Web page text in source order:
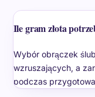
Ile gram złota
Wybór obrączek
wzruszających, a
podczas